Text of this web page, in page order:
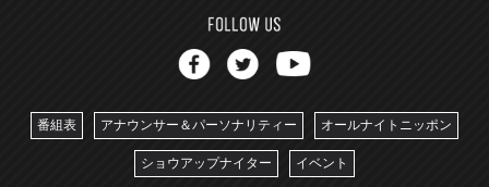
番組表 アナウンサー＆パーソナリティー オールナイトニッポン
ショウアップナイター イベント